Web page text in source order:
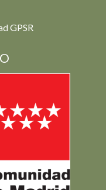
GPSR